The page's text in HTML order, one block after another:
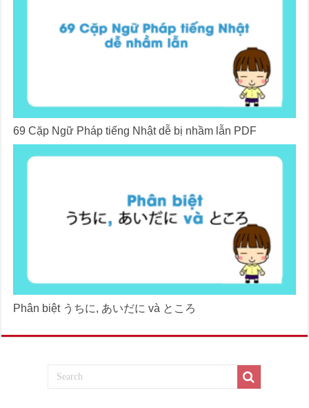
69 Cặp Ngữ Pháp tiếng Nhật dễ bị nhầm lẫn PDF
Phân biệt うちに, あいだに và ところ